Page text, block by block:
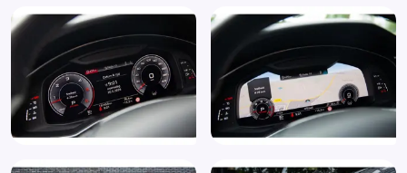
Bots waarschuwing systeem
Buitenspiegel(s) automatisch dimmend
Buitenspiegels elektr. met geheugen
Buitenspiegels elektrisch inklapbaar
Buitenspiegels elektrisch verstelbaar
Buitenspiegels elektrisch verstelbaar, verwarmbaar en